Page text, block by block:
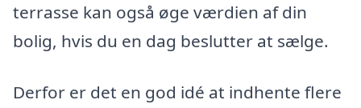
terrasse kan også øge værdien af din
bolig, hvis du en dag beslutter at sælge.
Derfor er det en god idé at indhente flere